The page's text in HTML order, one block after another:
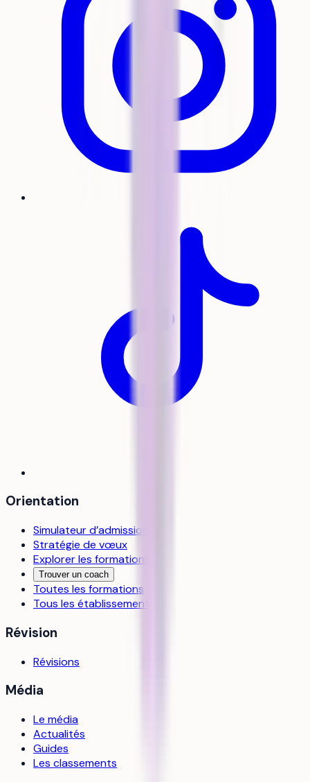
Orientation
Simulateur d’admission
Stratégie de vœux
Explorer les formations
Trouver un coach
Toutes les formations
Tous les établissements
Révision
Révisions
Média
Le média
Actualités
Guides
Les classements